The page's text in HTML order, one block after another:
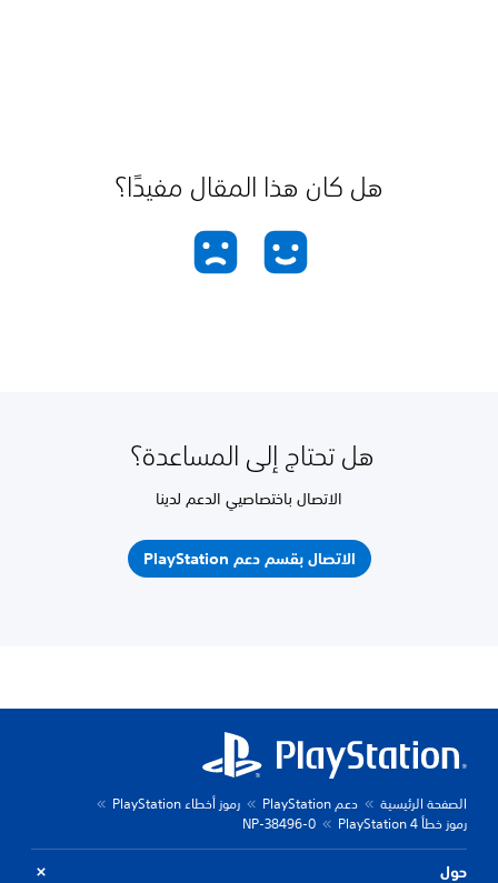
هل كان هذا المقال مفيدًا؟
هل تحتاج إلى المساعدة؟
الاتصال باختصاصيي الدعم لدينا
الاتصال بقسم دعم PlayStation
الصفحة الرئيسية دعم PlayStation
رموز أخطاء PlayStation
رموز خطأ PlayStation 4
NP-38496-0
حول